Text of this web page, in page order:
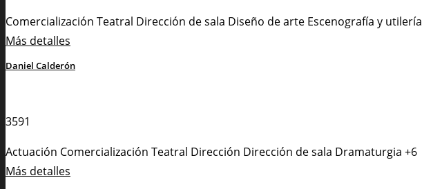
Comercialización Teatral Dirección de sala Diseño de arte Escenografía y utilería
Más detalles
Daniel Calderón
3591
Actuación Comercialización Teatral Dirección Dirección de sala Dramaturgia +6
Más detalles